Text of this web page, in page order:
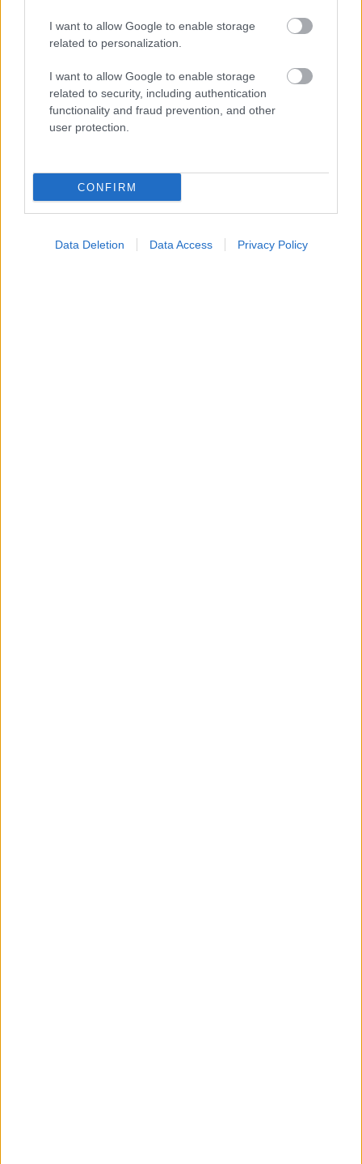
I want to allow Google to enable storage
related to personalization.
I want to allow Google to enable storage
related to security, including authentication
functionality and fraud prevention, and other
user protection.
CONFIRM
Data Deletion Data Access Privacy Policy
Προσθήκη Σχολίου
ΣΗΜΕΡΑ ΣΤΟ IATRONET.GR